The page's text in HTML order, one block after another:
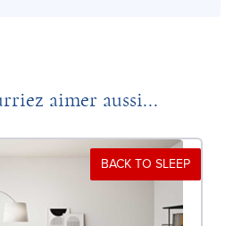
aimer aussi...
BACK TO SLEEP